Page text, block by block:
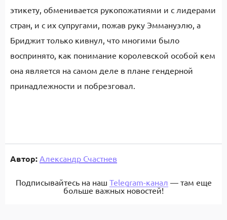
этикету, обменивается рукопожатиями и с лидерами
стран, и с их супругами, пожав руку Эммануэлю, а
Бриджит только кивнул, что многими было
воспринято, как понимание королевской особой кем
она является на самом деле в плане гендерной
принадлежности и побрезговал.
Автор: Александр Счастнев
Подписывайтесь на наш Telegram-канал — там еще
больше важных новостей!